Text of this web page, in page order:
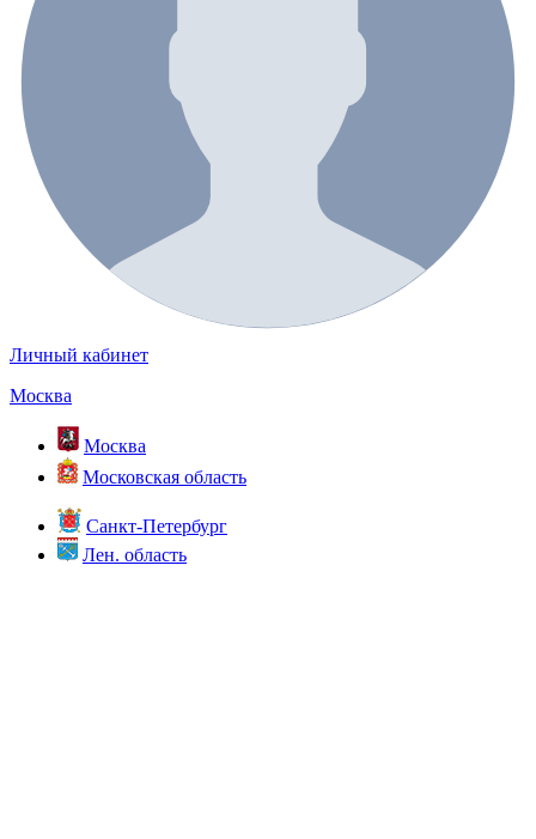
Личный кабинет
Москва
Москва
Московская область
Санкт-Петербург
Лен. область